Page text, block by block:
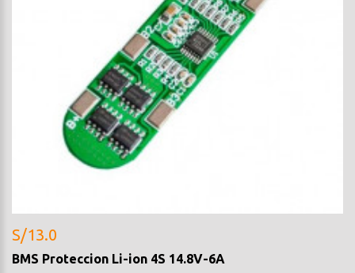
S/13.0
BMS Proteccion Li-ion 4S 14.8V-6A